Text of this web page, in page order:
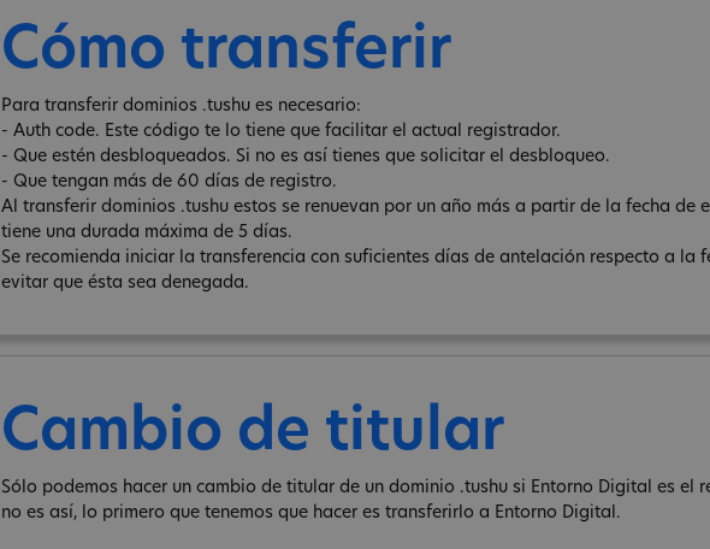
Cómo transferir
Para transferir dominios .tushu es necesario:
- Auth code. Este código te lo tiene que facilitar el actual registrador.
- Que estén desbloqueados. Si no es así tienes que solicitar el desbloqueo.
- Que tengan más de 60 días de registro.
Al transferir dominios .tushu estos se renuevan por un año más a partir de la fecha de
tiene una durada máxima de 5 días.
Se recomienda iniciar la transferencia con suficientes días de antelación respecto a la
evitar que ésta sea denegada.
Cambio de titular
Sólo podemos hacer un cambio de titular de un dominio .tushu si Entorno Digital es el
no es así, lo primero que tenemos que hacer es transferirlo a Entorno Digital.